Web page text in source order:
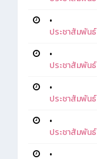
•
ประชาสัมพันธ์
•
ประชาสัมพันธ์
•
ประชาสัมพันธ์
•
ประชาสัมพันธ์
•